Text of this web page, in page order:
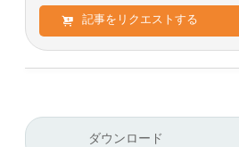
記事をリクエストする
ダウンロード